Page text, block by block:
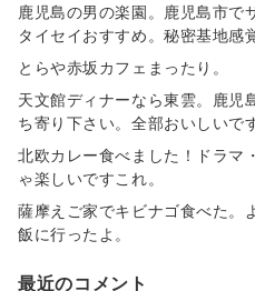
鹿児島の男の楽園。鹿児島市で
タイセイおすすめ。秘密基地感
とらや赤坂カフェまったり。
天文館ディナーなら東雲。鹿児
ち寄り下さい。全部おいしいで
北欧カレー食べました！ドラマ
ゃ楽しいですこれ。
薩摩えご家でキビナゴ食べた。
飯に行ったよ。
最近のコメント